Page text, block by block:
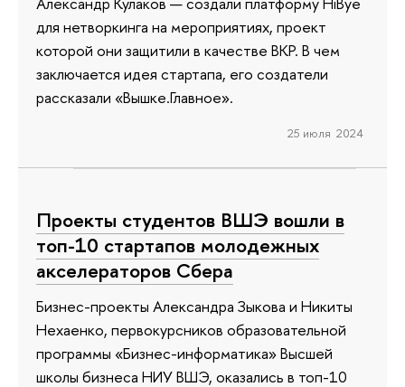
для нетворкинга на мероприятиях, проект
которой они защитили в качестве ВКР. В чем
заключается идея стартапа, его создатели
рассказали «Вышке.Главное».
25 июля 2024
Проекты студентов ВШЭ вошли в
топ-10 стартапов молодежных
акселераторов Сбера
Бизнес-проекты Александра Зыкова и Никиты
Нехаенко, первокурсников образовательной
программы «Бизнес-информатика» Высшей
школы бизнеса НИУ ВШЭ, оказались в топ-10